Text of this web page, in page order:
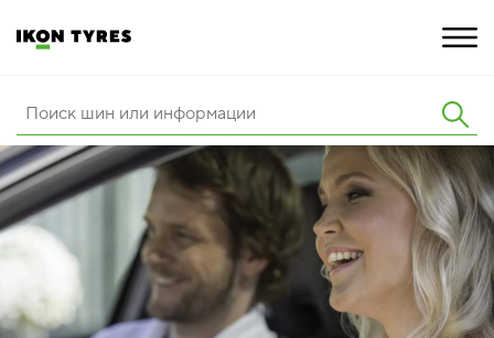
ШИНЫ
ИННОВАЦИИ
РАСШИРЕННАЯ ГАРАНТИЯ
О КОМПАНИИ